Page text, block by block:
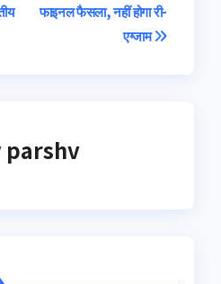
फाइनल फैसला, नहीं होगा री-
एग्जाम
parshv